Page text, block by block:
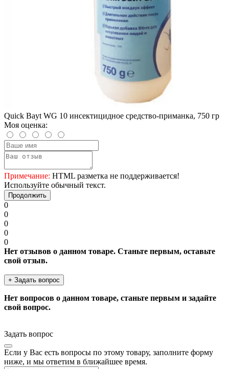
Quick Bayt WG 10 инсектицидное средство-приманка, 750 гр
Моя оценка:
Примечание: HTML разметка не поддерживается!
Используйте обычный текст.
Продолжить
0
0
0
0
0
Нет отзывов о данном товаре. Станьте первым, оставьте
свой отзыв.
+ Задать вопрос
Нет вопросов о данном товаре, станьте первым и задайте
свой вопрос.
Задать вопрос
Если у Вас есть вопросы по этому товару, заполните форму
ниже, и мы ответим в ближайшее время.